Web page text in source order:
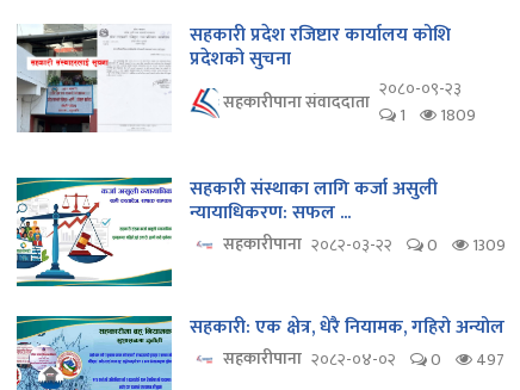
सहकारी प्रदेश रजिष्टार कार्यालय कोशि
प्रदेशको सुचना
सहकारीपाना संवाददाता २०८०-०९-२३
1
1809
सहकारी संस्थाका लागि कर्जा असुली
न्यायाधिकरण: सफल ...
सहकारीपाना २०८२-०३-२२ 0 1309
सहकारी: एक क्षेत्र, धेरै नियामक, गहिरो अन्योल
सहकारीपाना २०८२-०४-०२ 0 497